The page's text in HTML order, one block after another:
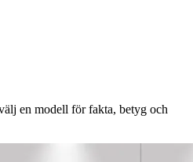
en modell för fakta, betyg och